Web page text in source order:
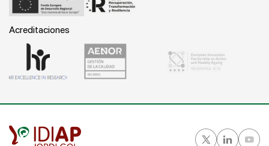
Acreditaciones